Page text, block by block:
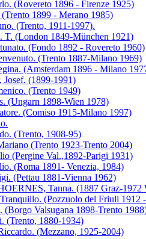
(Rovereto 1896 - Firenze 1925)
1899 - Merano 1985)
(Trento, 1911-1997).
T. (London 1849-München 1921)
(Fondo 1892 - Rovereto 1960)
(Trento 1887-Milano 1969)
(Amsterdam 1896 - Milano
Josef. (1899-1991)
(Trento 1949)
(Ungarn 1898-Wien 1978)
(Comiso 1915-Milano 1997)
(Trento, 1908-95)
(Trento 1923-Trento 2004)
(Pergine Val.,1892-Parigi 1931)
(Roma 1891- Venezia, 1984)
(Pettau 1881-Vienna 1962)
Tanna. (1887 Graz-1972
(Pozzuolo del Friuli 1912
(Borgo Valsugana 1898-Trento
(Trento, 1880-1934)
(Mezzano, 1925-2004)